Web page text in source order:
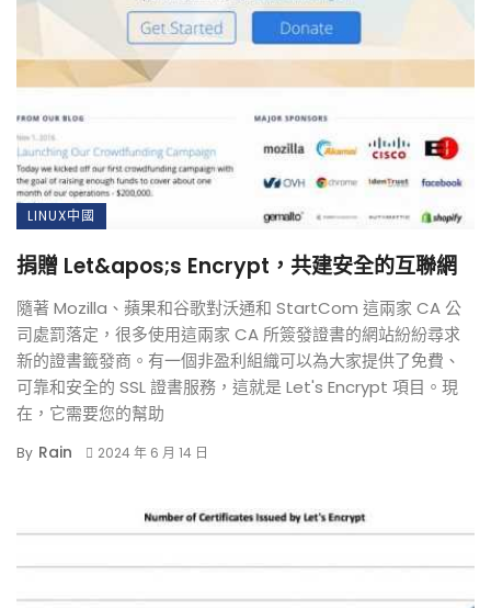
LINUX中國
捐贈 Let&apos;s Encrypt，共建安全的互聯網
隨著 Mozilla、蘋果和谷歌對沃通和 StartCom 這兩家 CA 公
司處罰落定，很多使用這兩家 CA 所簽發證書的網站紛紛尋求
新的證書籤發商。有一個非盈利組織可以為大家提供了免費、
可靠和安全的 SSL 證書服務，這就是 Let's Encrypt 項目。現
在，它需要您的幫助
By Rain 2024 年 6 月 14 日